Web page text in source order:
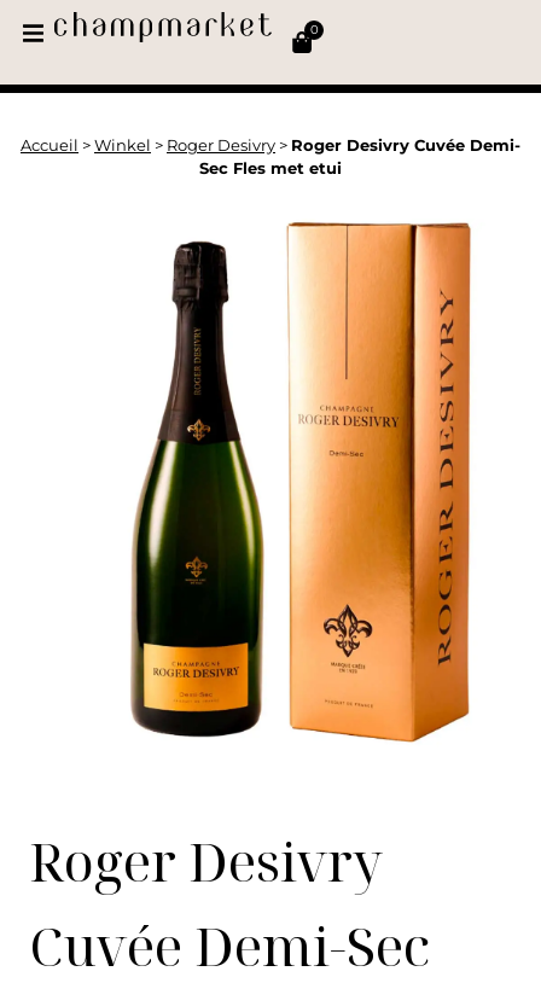
0
Accueil > Winkel > Roger Desivry > Roger Desivry Cuvée Demi-
Sec Fles met etui
Roger Desivry
Cuvée Demi-Sec